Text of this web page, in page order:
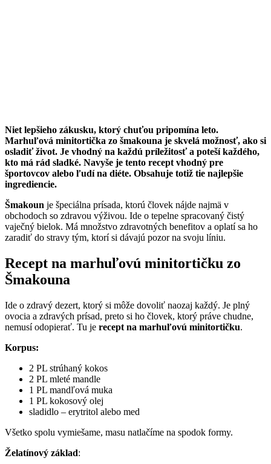
Niet lepšieho zákusku, ktorý chuťou pripomína leto.
Marhuľová minitortička zo šmakouna je skvelá možnosť, ako si
osladiť život. Je vhodný na každú príležitosť a poteší každého,
kto má rád sladké. Navyše je tento recept vhodný pre
športovcov alebo ľudí na diéte. Obsahuje totiž tie najlepšie
ingrediencie.
Šmakoun je špeciálna prísada, ktorú človek nájde najmä v
obchodoch so zdravou výživou. Ide o tepelne spracovaný čistý
vaječný bielok. Má množstvo zdravotných benefitov a oplatí sa ho
zaradiť do stravy tým, ktorí si dávajú pozor na svoju líniu.
Recept na marhuľovú minitortičku zo
Šmakouna
Ide o zdravý dezert, ktorý si môže dovoliť naozaj každý. Je plný
ovocia a zdravých prísad, preto si ho človek, ktorý práve chudne,
nemusí odopierať. Tu je recept na marhuľovú minitortičku.
Korpus:
2 PL strúhaný kokos
2 PL mleté mandle
1 PL mandľová muka
1 PL kokosový olej
sladidlo – erytritol alebo med
Všetko spolu vymiešame, masu natlačíme na spodok formy.
Želatínový základ: